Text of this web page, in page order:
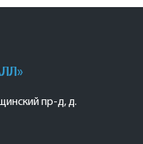
пр-д, д.